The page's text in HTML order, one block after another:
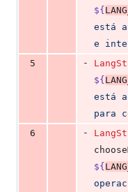
${
está
e
5
-
${
está
para
6
-
${